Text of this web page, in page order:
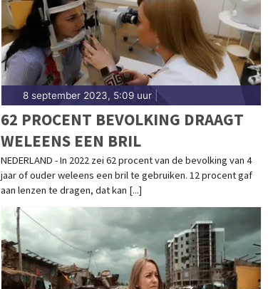
8 september 2023, 5:09 uur|
62 PROCENT BEVOLKING DRAAGT
WELEENS EEN BRIL
NEDERLAND - In 2022 zei 62 procent van de bevolking van 4
jaar of ouder weleens een bril te gebruiken. 12 procent gaf
aan lenzen te dragen, dat kan [...]